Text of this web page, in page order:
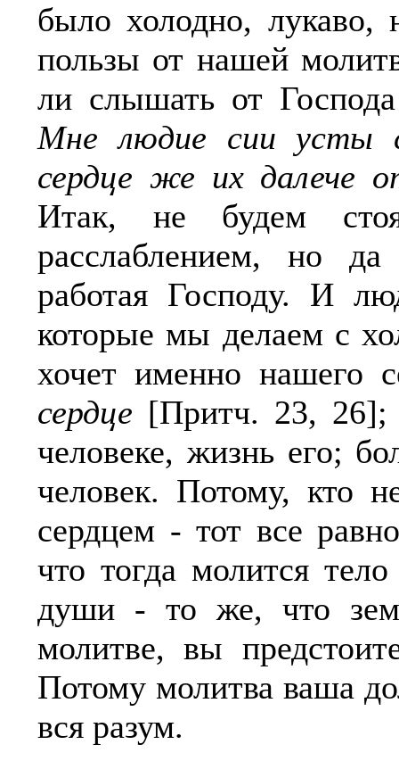
было холодно, лукаво,
пользы от нашей
ли слышать от
Мне людие сии усты
сердце же их далече
Итак, не будем
расслаблением, но
работая Господу. И
которые мы делаем с
хочет именно нашего
сердце [Притч. 23, 26];
человеке, жизнь его;
человек. Потому, кто
сердцем - тот все
что тогда молится
души - то же, что
молитве, вы
Потому молитва ваша
вся разум.